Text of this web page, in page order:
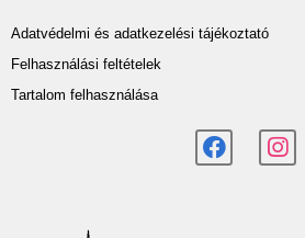
Adatvédelmi és adatkezelési tájékoztató
Felhasználási feltételek
Tartalom felhasználása